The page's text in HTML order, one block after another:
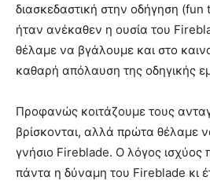
διασκεδαστική στην οδήγηση (fun
ήταν ανέκαθεν η ουσία του
θέλαμε να βγάλουμε και στο
καθαρή απόλαυση της οδηγικής
Προφανώς κοιτάζουμε τους
βρίσκονται, αλλά πρώτα θέλαμε
γνήσιο Fireblade. Ο λόγος ισχύος
πάντα η δύναμη του Fireblade κι